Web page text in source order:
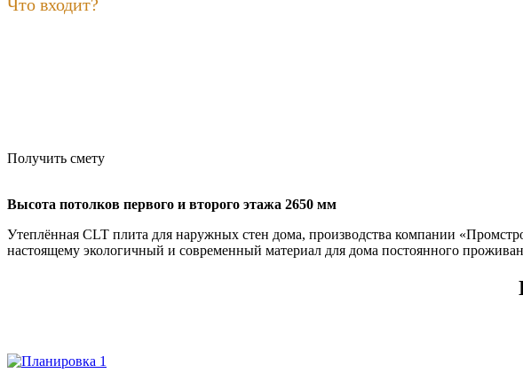
Что входит?
Получить смету
Высота потолков первого и второго этажа 2650 мм
Утеплённая CLT плита для наружных стен дома, производства компании
настоящему экологичный и современный материал для дома постоянного